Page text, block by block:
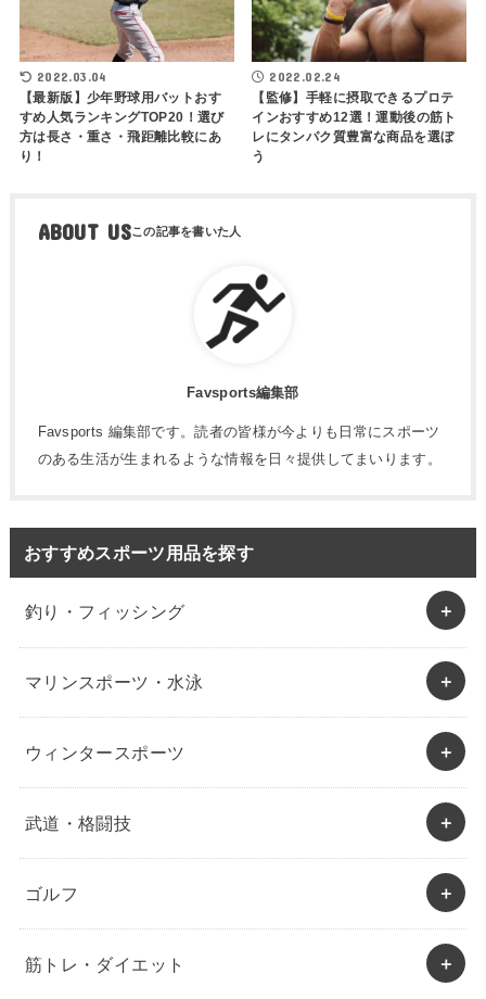
2022.03.04
【最新版】少年野球用バットおす
すめ人気ランキングTOP20！選び
方は長さ・重さ・飛距離比較にあ
り！
2022.02.24
【監修】手軽に摂取できるプロテ
インおすすめ12選！運動後の筋ト
レにタンパク質豊富な商品を選ぼ
う
ABOUT US
Favsports編集部
Favsports 編集部です。読者の皆様が今よりも日常にスポーツ
のある生活が生まれるような情報を日々提供してまいります。
おすすめスポーツ用品を探す
釣り・フィッシング
マリンスポーツ・水泳
ウィンタースポーツ
武道・格闘技
ゴルフ
筋トレ・ダイエット